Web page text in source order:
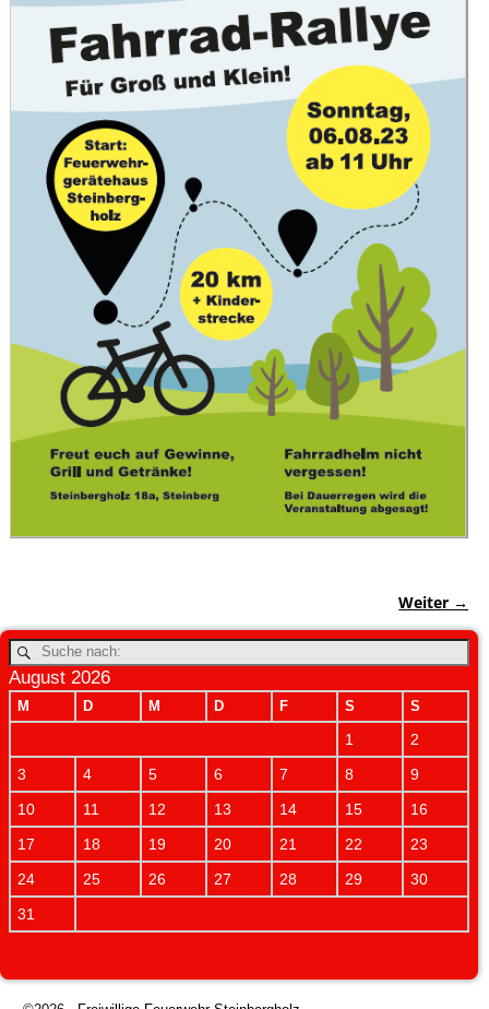
Bilder-Navigation
Weiter →
August 2026
M D M D F S S
1
2
3
4 5 6 7 8
9
10
11 12 13 14 15
16
17
18 19 20 21 22
23
24
25 26 27 28 29
30
31